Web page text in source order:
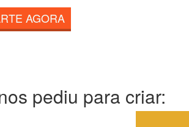
AGORA
pediu para criar: